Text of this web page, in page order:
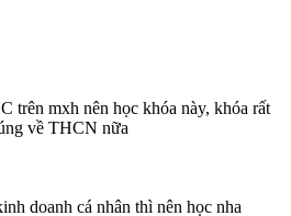
trên mxh nên học khóa này, khóa rất
về THCN nữa
doanh cá nhân thì nên học nha